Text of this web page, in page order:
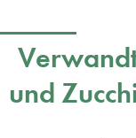
und